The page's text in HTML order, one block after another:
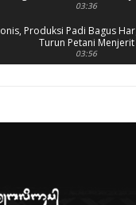
03:36
Produksi Padi Bagus
Turun Petani Menjerit
03:56
Jembrana Bekuk Pelaku